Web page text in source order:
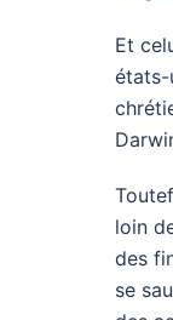
Et
états-
loin
des
se